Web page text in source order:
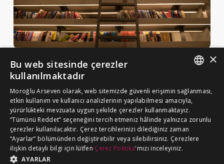
Haberler ve Yayınlar
MA Gazette
Kariyer
Çerez Politikası
Aydınlatma Metni
BİZE ULAŞIN
TURKISH
×
Bu web sitesinde çerezler
kullanılmaktadır
Moroğlu Arseven olarak, web sitemizde güvenli erişimin sağlanması,
etkin kullanım ve kullanıcı analizlerinin yapılabilmesi amacıyla,
yürürlükteki mevzuata uygun şekilde çerezler kullanmaktayız.
“Tümünü Reddet” seçeneğini tercih etmeniz hâlinde yalnızca zorunlu
çerezler kullanılacaktır. Çerez tercihlerinizi dilediğiniz zaman
“Ayarlar” bölümünden değiştirebilir veya silebilirsiniz. Çerezlere
ilişkin detaylı bilgi için lütfen Çerez Politika'mızı inceleyiniz.
AYARLAR